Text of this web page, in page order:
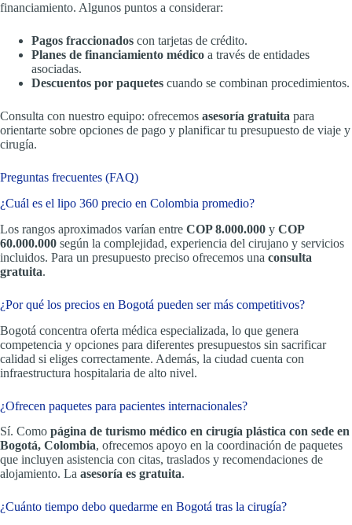
financiamiento. Algunos puntos a considerar:
Pagos fraccionados con tarjetas de crédito.
Planes de financiamiento médico a través de entidades
asociadas.
Descuentos por paquetes cuando se combinan procedimientos.
Consulta con nuestro equipo: ofrecemos asesoría gratuita para
orientarte sobre opciones de pago y planificar tu presupuesto de viaje y
cirugía.
Preguntas frecuentes (FAQ)
¿Cuál es el lipo 360 precio en Colombia promedio?
Los rangos aproximados varían entre COP 8.000.000 y COP
60.000.000 según la complejidad, experiencia del cirujano y servicios
incluidos. Para un presupuesto preciso ofrecemos una consulta
gratuita.
¿Por qué los precios en Bogotá pueden ser más competitivos?
Bogotá concentra oferta médica especializada, lo que genera
competencia y opciones para diferentes presupuestos sin sacrificar
calidad si eliges correctamente. Además, la ciudad cuenta con
infraestructura hospitalaria de alto nivel.
¿Ofrecen paquetes para pacientes internacionales?
Sí. Como página de turismo médico en cirugía plástica con sede en
Bogotá, Colombia, ofrecemos apoyo en la coordinación de paquetes
que incluyen asistencia con citas, traslados y recomendaciones de
alojamiento. La asesoría es gratuita.
¿Cuánto tiempo debo quedarme en Bogotá tras la cirugía?